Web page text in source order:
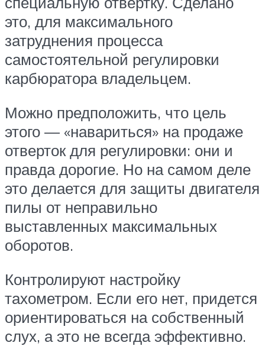
это, для максимального
затруднения процесса
самостоятельной регулировки
карбюратора владельцем.
Можно предположить, что цель
этого — «навариться» на продаже
отверток для регулировки: они и
правда дорогие. Но на самом деле
это делается для защиты двигателя
пилы от неправильно
выставленных максимальных
оборотов.
Контролируют настройку
тахометром. Если его нет, придется
ориентироваться на собственный
слух, а это не всегда эффективно.